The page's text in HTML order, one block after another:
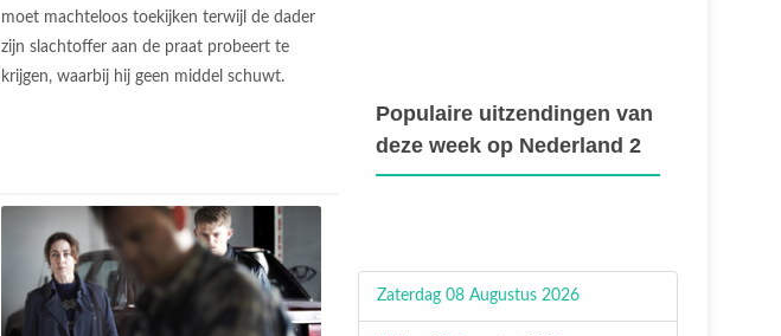
moet machteloos toekijken terwijl de dader
zijn slachtoffer aan de praat probeert te
krijgen, waarbij hij geen middel schuwt.
Populaire uitzendingen van
deze week op Nederland 2
Zaterdag 08 Augustus 2026